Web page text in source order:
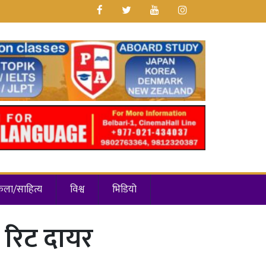
साहित्य विश्व भिडियो
दायर